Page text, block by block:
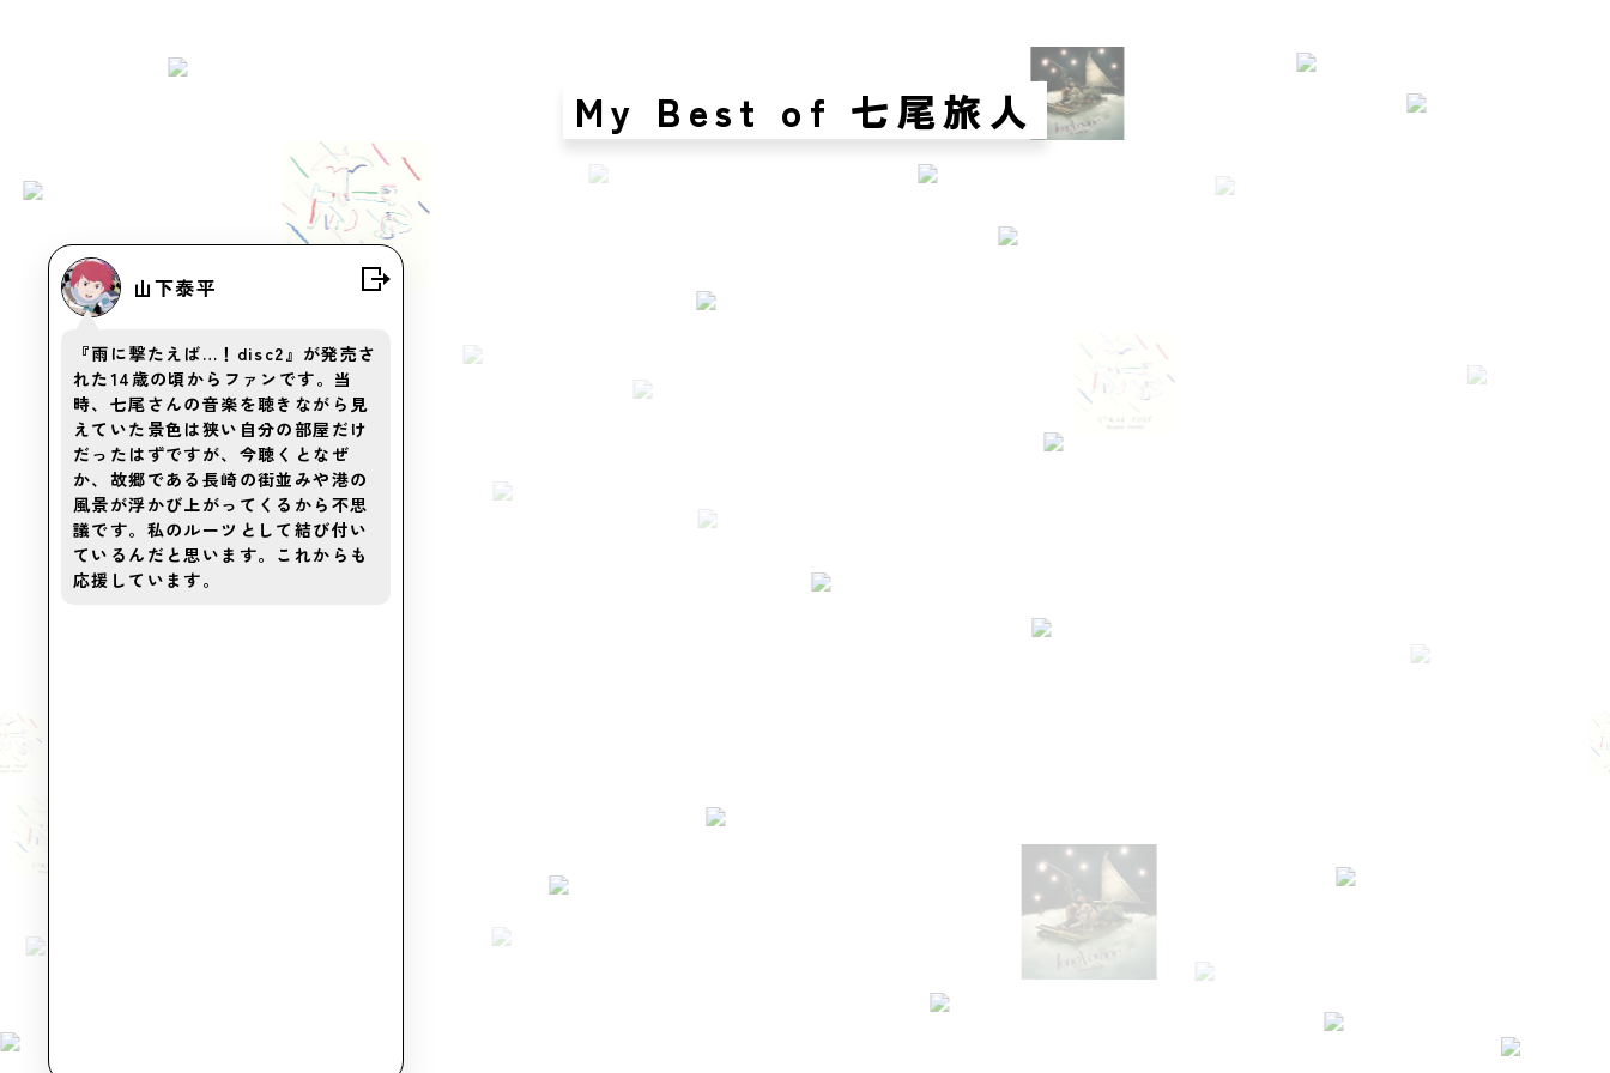
My Best of 七尾旅人
山下泰平
『雨に撃たえば…！disc2』が発売さ
れた14歳の頃からファンです。当
時、七尾さんの音楽を聴きながら見
えていた景色は狭い自分の部屋だけ
だったはずですが、今聴くとなぜ
か、故郷である長崎の街並みや港の
風景が浮かび上がってくるから不思
議です。私のルーツとして結び付い
ているんだと思います。これからも
応援しています。